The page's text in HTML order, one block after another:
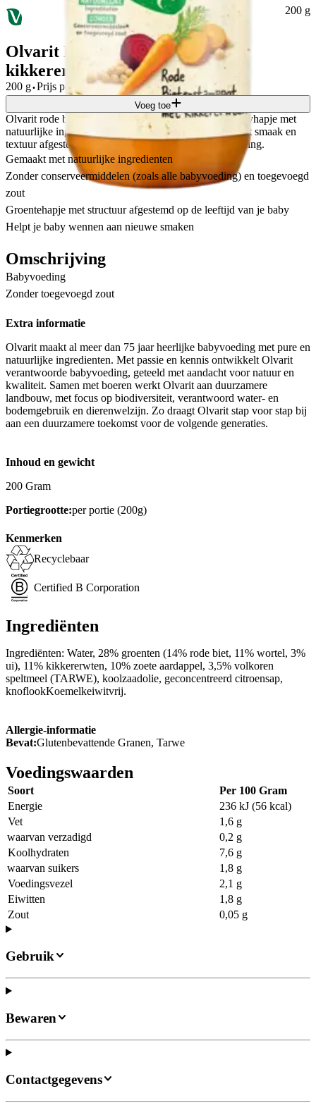
200 g
Olvarit Rode bietstamppot met
kikkererwten 6m+
200 g·Prijs per KG€7,45
Voeg toe
Olvarit rode bietstamppot kikkererwt wortel is een babyhapje met
natuurlijke ingredienten voor baby's vanaf 6+ mnd, met smaak en
textuur afgestemd op de leeftijd en de smaakontwikkeling.
Gemaakt met natuurlijke ingredienten
Zonder conserveermiddelen (zoals alle babyvoeding) en toegevoegd
zout
Groentehapje met structuur afgestemd op de leeftijd van je baby
Helpt je baby wennen aan nieuwe smaken
Omschrijving
Babyvoeding
Zonder toegevoegd zout
Extra informatie
Olvarit maakt al meer dan 75 jaar heerlijke babyvoeding met pure en
natuurlijke ingredienten. Met passie en kennis ontwikkelt Olvarit
verantwoorde babyvoeding, geteeld met aandacht voor natuur en
kwaliteit. Samen met boeren werkt Olvarit aan duurzamere
landbouw, met focus op biodiversiteit, verantwoord water- en
bodemgebruik en dierenwelzijn. Zo draagt Olvarit stap voor stap bij
aan een duurzamere toekomst voor de volgende generaties.
Inhoud en gewicht
200 Gram
Portiegrootte:per portie (200g)
Kenmerken
Recyclebaar
Certified B Corporation
Ingrediënten
Ingrediënten: Water, 28% groenten (14% rode biet, 11% wortel, 3%
ui), 11% kikkererwten, 10% zoete aardappel, 3,5% volkoren
speltmeel (TARWE), koolzaadolie, geconcentreerd citroensap,
knoflookKoemelkeiwitvrij.
Allergie-informatie
Bevat:Glutenbevattende Granen, Tarwe
Voedingswaarden
Soort
Per 100 Gram
Energie
236 kJ (56 kcal)
Vet
1,6 g
waarvan verzadigd
0,2 g
Koolhydraten
7,6 g
waarvan suikers
1,8 g
Voedingsvezel
2,1 g
Eiwitten
1,8 g
Zout
0,05 g
Gebruik
Bewaren
Contactgegevens